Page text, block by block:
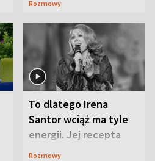
Rozmowy
To dlatego Irena
Santor wciąż ma tyle
energii. Jej recepta
jest zaskakująco
Rozmowy